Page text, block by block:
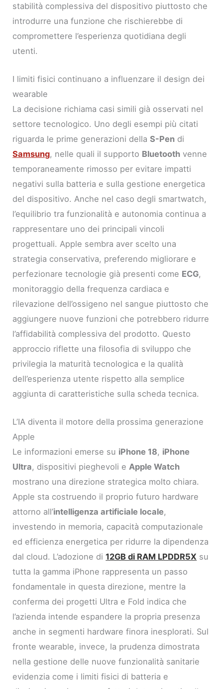
stabilità complessiva del dispositivo piuttosto che
introdurre una funzione che rischierebbe di
compromettere l’esperienza quotidiana degli
utenti.
I limiti fisici continuano a influenzare il design dei
wearable
La decisione richiama casi simili già osservati nel
settore tecnologico. Uno degli esempi più citati
riguarda le prime generazioni dellaS-Pen di
Samsung, nelle quali il supporto Bluetooth venne
temporaneamente rimosso per evitare impatti
negativi sulla batteria e sulla gestione energetica
del dispositivo. Anche nel caso degli smartwatch,
l’equilibrio tra funzionalità e autonomia continua a
rappresentare uno dei principali vincoli
progettuali. Apple sembra aver scelto una
strategia conservativa, preferendo migliorare e
perfezionare tecnologie già presenti come ECG,
monitoraggio della frequenza cardiaca e
rilevazione dell’ossigeno nel sangue piuttosto che
aggiungere nuove funzioni che potrebbero ridurre
l’affidabilità complessiva del prodotto. Questo
approccio riflette una filosofia di sviluppo che
privilegia la maturità tecnologica e la qualità
dell’esperienza utente rispetto alla semplice
aggiunta di caratteristiche sulla scheda tecnica.
L’IA diventa il motore della prossima generazione
Apple
Le informazioni emerse su iPhone 18, iPhone
Ultra, dispositivi pieghevoli eApple Watch
mostrano una direzione strategica molto chiara.
Apple sta costruendo il proprio futuro hardware
attorno all’intelligenza artificiale locale,
investendo in memoria, capacità computazionale
ed efficienza energetica per ridurre la dipendenza
dal cloud. L’adozione di12GB di RAM LPDDR5X su
tutta la gamma iPhone rappresenta un passo
fondamentale in questa direzione, mentre la
conferma dei progetti Ultra e Fold indica che
l’azienda intende espandere la propria presenza
anche in segmenti hardware finora inesplorati. Sul
fronte wearable, invece, la prudenza dimostrata
nella gestione delle nuove funzionalità sanitarie
evidenzia come i limiti fisici di batteria e